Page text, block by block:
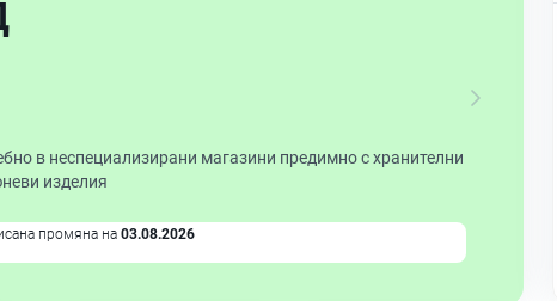
в неспециализирани магазини предимно с хранителни
изделия
промяна на 03.08.2026